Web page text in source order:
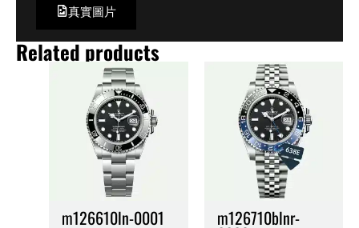
真實圖片
Related products
m126610ln-0001 m126710blnr-